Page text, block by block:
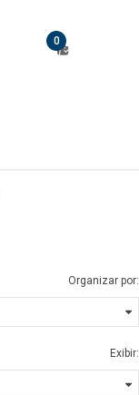
0
Organizar por:
Exibir: